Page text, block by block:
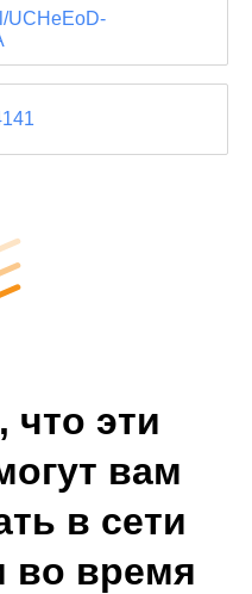
UCHeEoD-
что эти
вам
в сети
время